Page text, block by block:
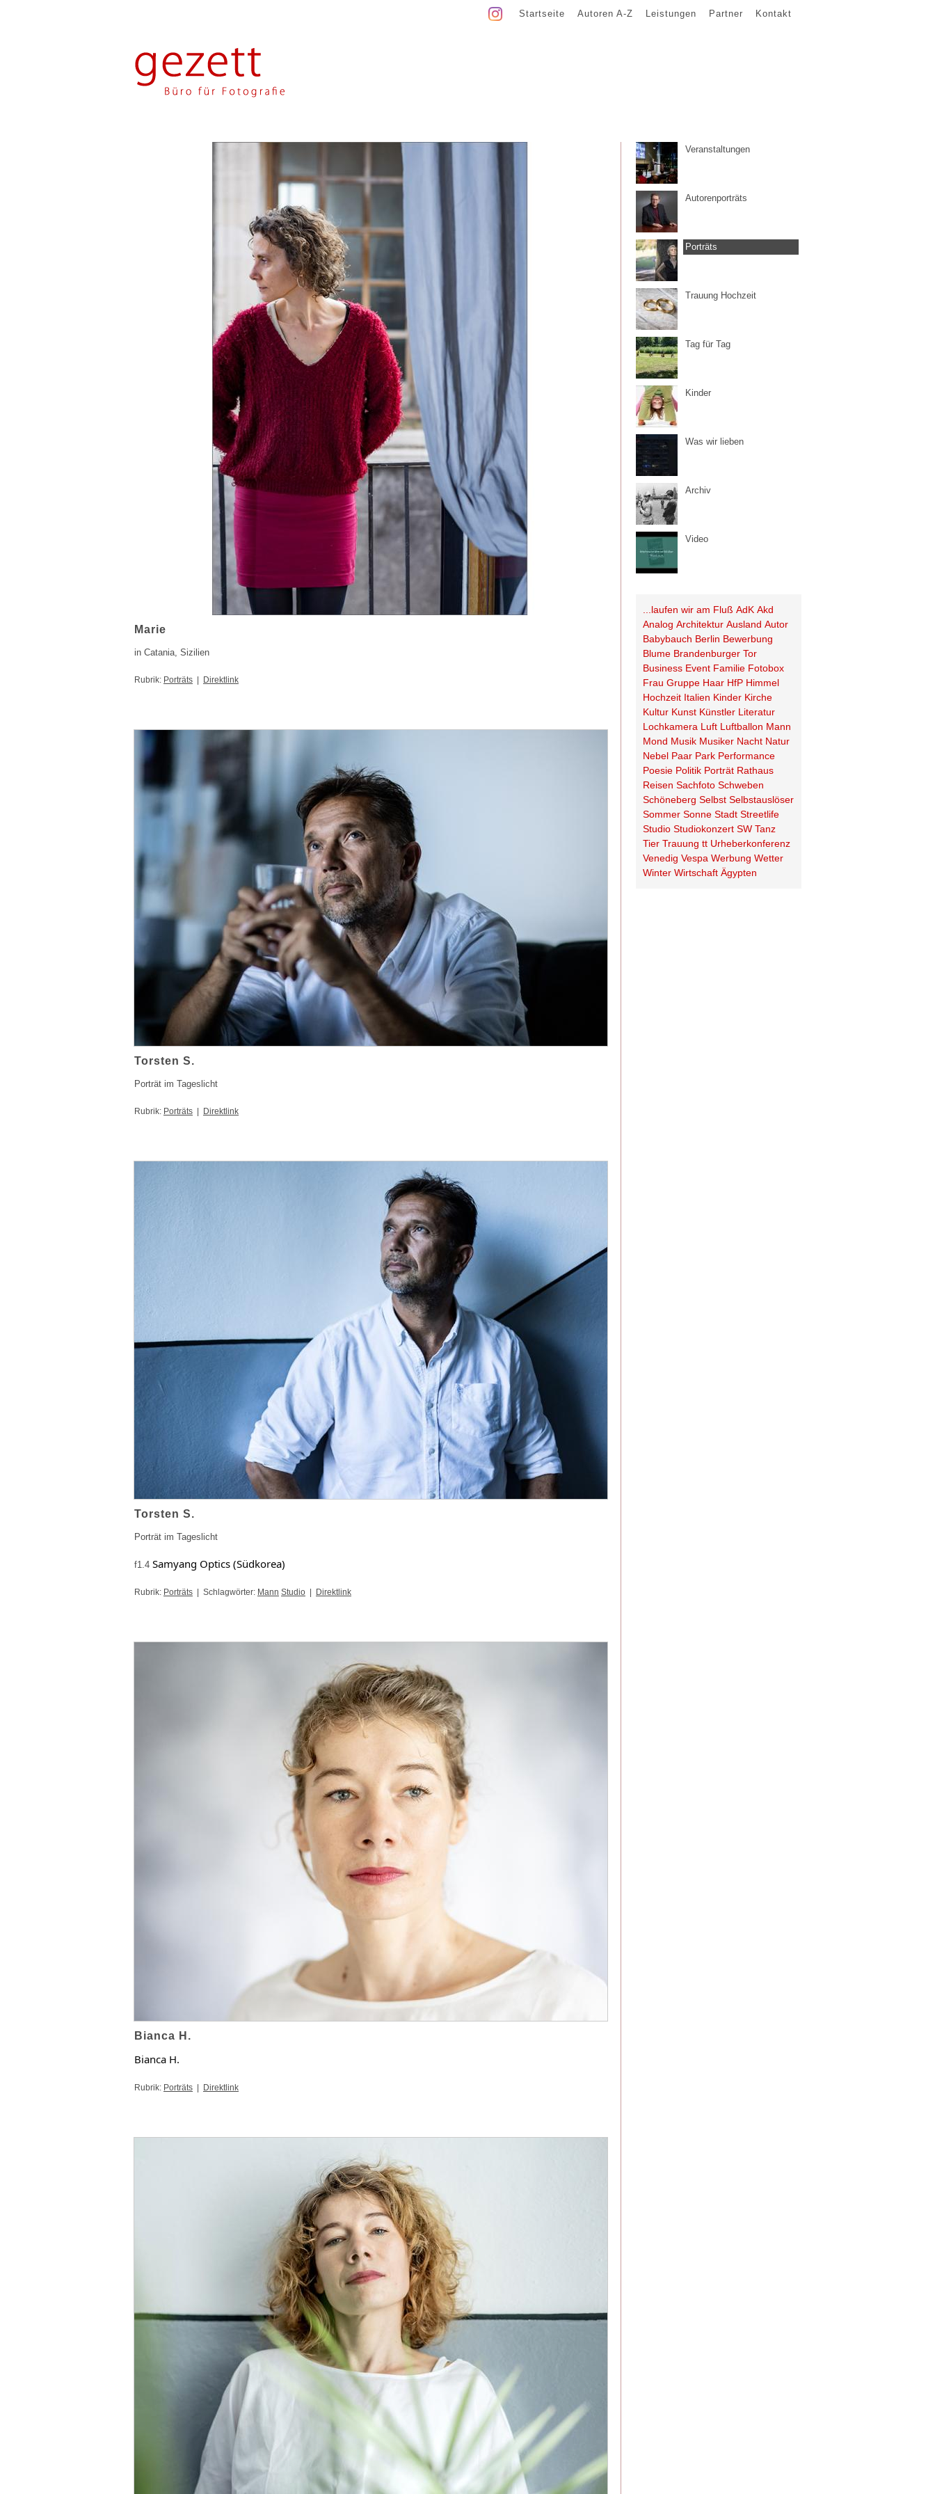
Startseite Autoren A-Z Leistungen Partner Kontakt
Marie
in Catania, Sizilien
Rubrik: Porträts Direktlink
Torsten S.
Porträt im Tageslicht
Rubrik: Porträts Direktlink
Torsten S.
Porträt im Tageslicht
f1.4 Samyang Optics (Südkorea)
Rubrik: Porträts | Schlagwörter: Mann Studio Direktlink
Bianca H.
Bianca H.
Rubrik: Porträts Direktlink
Veranstaltungen
Autorenporträts
Porträts
Trauung Hochzeit
Tag für Tag
Kinder
Was wir lieben
Archiv
Video
...laufen wir am Fluß AdK Akd
Analog Architektur Ausland Autor
Babybauch Berlin Bewerbung
Blume Brandenburger Tor
Business Event Familie Fotobox
Frau Gruppe Haar HfP Himmel
Hochzeit Italien Kinder Kirche
Kultur Kunst Künstler Literatur
Lochkamera Luft Luftballon Mann
Mond Musik Musiker Nacht Natur
Nebel Paar Park Performance
Poesie Politik Porträt Rathaus
Reisen Sachfoto Schweben
Schöneberg Selbst Selbstauslöser
Sommer Sonne Stadt Streetlife
Studio Studiokonzert SW Tanz
Tier Trauung tt Urheberkonferenz
Venedig Vespa Werbung Wetter
Winter Wirtschaft Ägypten